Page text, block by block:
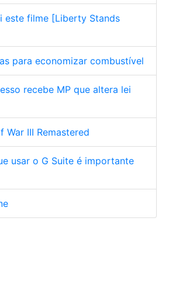
este filme [Liberty Stands
para economizar combustível
recebe MP que altera lei
War III Remastered
usar o G Suite é importante